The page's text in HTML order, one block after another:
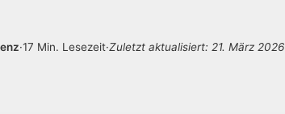
·17 Min. Lesezeit·Zuletzt aktualisiert: 21. März 2026